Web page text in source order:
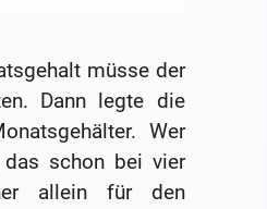
müsse der
Dann legte die
Wer
schon bei vier
allein für den